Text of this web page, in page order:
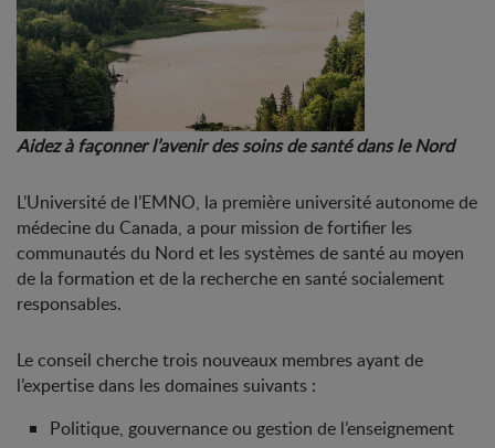
Aidez à façonner l’avenir des soins de santé dans le Nord
L’Université de l’EMNO, la première université autonome de
médecine du Canada, a pour mission de fortifier les
communautés du Nord et les systèmes de santé au moyen
de la formation et de la recherche en santé socialement
responsables.
Le conseil cherche trois nouveaux membres ayant de
l’expertise dans les domaines suivants :
Politique, gouvernance ou gestion de l’enseignement